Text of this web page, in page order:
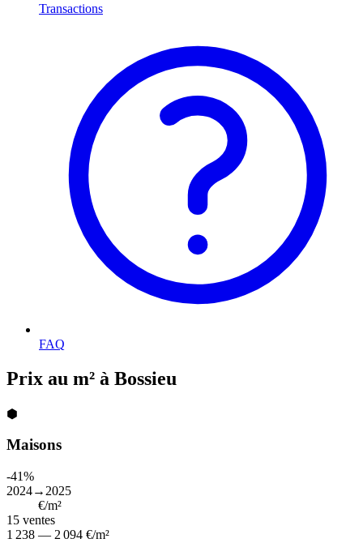
Transactions
FAQ
Prix au m² à Bossieu
⬢
Maisons
-41%
2024→2025
€/m²
15 ventes
1 238 — 2 094 €/m²